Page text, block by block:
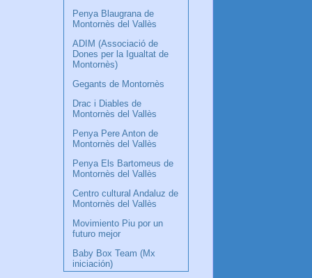
Penya Blaugrana de
Montornès del Vallès
ADIM (Associació de
Dones per la Igualtat de
Montornès)
Gegants de Montornès
Drac i Diables de
Montornès del Vallès
Penya Pere Anton de
Montornès del Vallès
Penya Els Bartomeus de
Montornès del Vallès
Centro cultural Andaluz de
Montornès del Vallès
Movimiento Piu por un
futuro mejor
Baby Box Team (Mx
iniciación)